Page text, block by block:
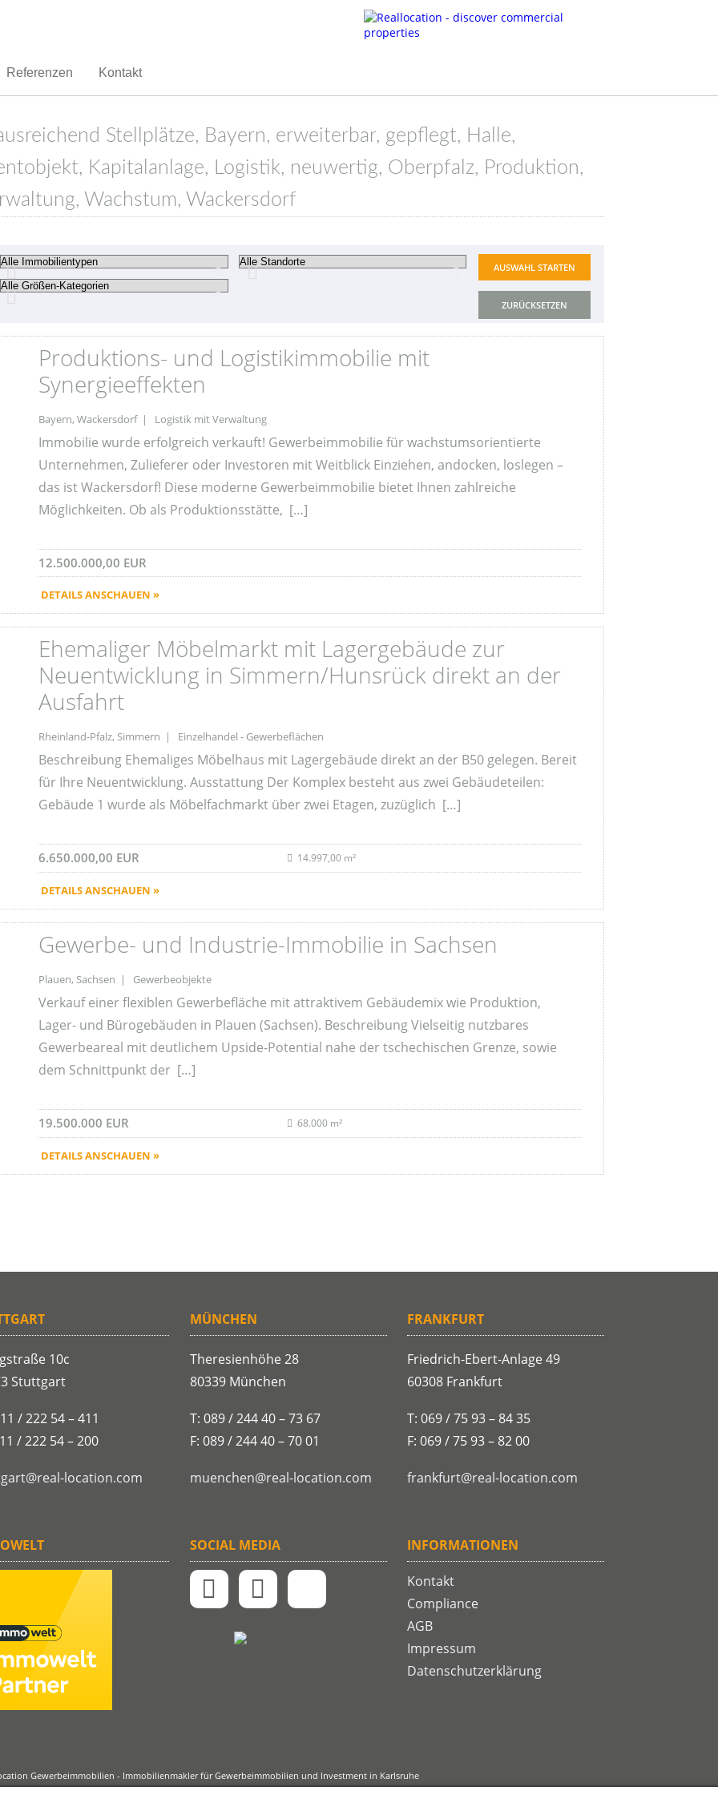
Referenzen Kontakt
Stellplätze, Bayern, erweiterbar, gepflegt, Halle,
Kapitalanlage, Logistik, neuwertig, Oberpfalz, Produktion,
Wachstum, Wackersdorf
ZURÜCKSETZEN
Produktions- und Logistikimmobilie mit
Synergieeffekten
Bayern, Wackersdorf | Logistik mit Verwaltung
Immobilie wurde erfolgreich verkauft! Gewerbeimmobilie für wachstumsorientierte
Unternehmen, Zulieferer oder Investoren mit Weitblick Einziehen, andocken, loslegen –
das ist Wackersdorf! Diese moderne Gewerbeimmobilie bietet Ihnen zahlreiche
Möglichkeiten. Ob als Produktionsstätte, […]
12.500.000,00 EUR
DETAILS ANSCHAUEN »
Ehemaliger Möbelmarkt mit Lagergebäude zur
Neuentwicklung in Simmern/Hunsrück direkt an der
Ausfahrt
Rheinland-Pfalz, Simmern | Einzelhandel - Gewerbeflächen
Beschreibung Ehemaliges Möbelhaus mit Lagergebäude direkt an der B50 gelegen. Bereit
für Ihre Neuentwicklung. Ausstattung Der Komplex besteht aus zwei Gebäudeteilen:
Gebäude 1 wurde als Möbelfachmarkt über zwei Etagen, zuzüglich […]
6.650.000,00 EUR 14.997,00 m²
DETAILS ANSCHAUEN »
Gewerbe- und Industrie-Immobilie in Sachsen
Plauen, Sachsen | Gewerbeobjekte
Verkauf einer flexiblen Gewerbefläche mit attraktivem Gebäudemix wie Produktion,
Lager- und Bürogebäuden in Plauen (Sachsen). Beschreibung Vielseitig nutzbares
Gewerbeareal mit deutlichem Upside-Potential nahe der tschechischen Grenze, sowie
dem Schnittpunkt der […]
19.500.000 EUR 68.000 m²
DETAILS ANSCHAUEN »
10c
Stuttgart
/ 222 54 – 411
/ 222 54 – 200
location.com
MÜNCHEN
Theresienhöhe 28
80339 München
T: 089 / 244 40 – 73 67
F: 089 / 244 40 – 70 01
muenchen@real-location.com
SOCIAL MEDIA
FRANKFURT
Friedrich-Ebert-Anlage 49
60308 Frankfurt
T: 069 / 75 93 – 84 35
F: 069 / 75 93 – 82 00
frankfurt@real-location.com
INFORMATIONEN
Kontakt
Compliance
AGB
Impressum
Datenschutzerklärung
Gewerbeimmobilien - Immobilienmakler für Gewerbeimmobilien und Investment in Karlsruhe